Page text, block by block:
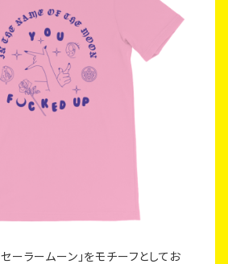
ーラームーン」をモチーフとしてお